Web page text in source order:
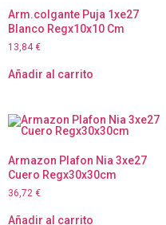
Arm.colgante Puja 1xe27
Blanco Regx10x10 Cm
13,84€
Añadir al carrito
Armazon Plafon Nia 3xe27
Cuero Regx30x30cm
36,72 €
Añadir al carrito